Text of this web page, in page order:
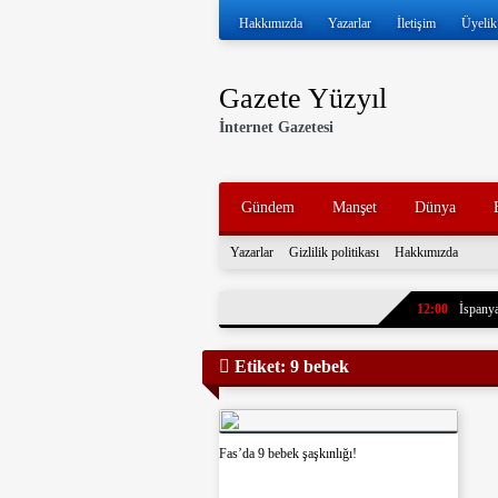
Hakkımızda Yazarlar İletişim Üyelik
Gazete Yüzyıl
İnternet Gazetesi
Gündem Manşet Dünya
Yazarlar Gizlilik politikası Hakkımızda
12:00
7 yıl
paylaştı.
Etiket: 9 bebek
Fas’da 9 bebek şaşkınlığı!